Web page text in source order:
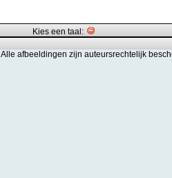
Kies een taal:
Alle afbeeldingen zijn auteursrechtelijk